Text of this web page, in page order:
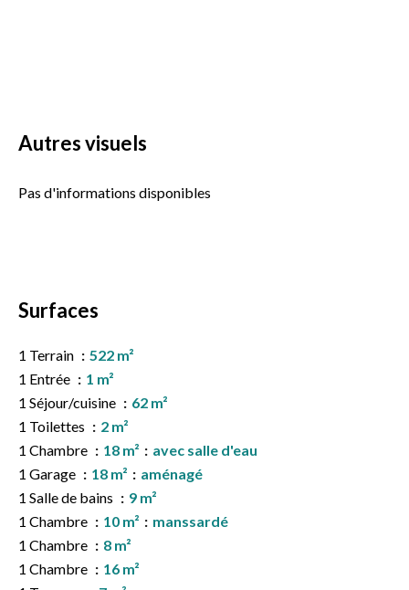
Autres visuels
Pas d'informations disponibles
Surfaces
1 Terrain
522 m²
1 Entrée
1 m²
1 Séjour/cuisine
62 m²
1 Toilettes
2 m²
1 Chambre
18 m²
avec salle d'eau
1 Garage
18 m²
aménagé
1 Salle de bains
9 m²
1 Chambre
10 m²
manssardé
1 Chambre
8 m²
1 Chambre
16 m²